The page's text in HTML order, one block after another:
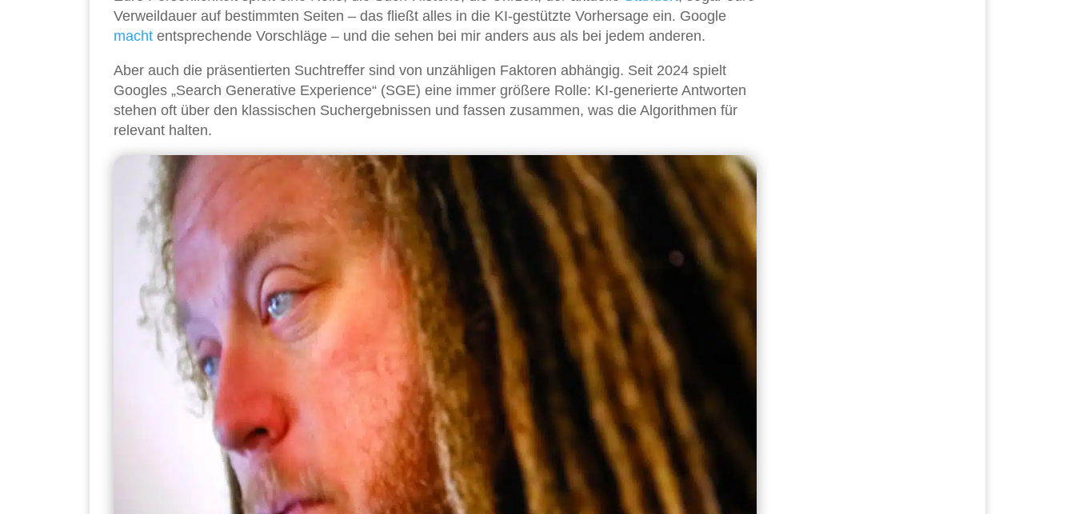
Verweildauer auf bestimmten Seiten – das fließt alles in die KI-gestützte Vorhersage ein. Google
macht entsprechende Vorschläge – und die sehen bei mir anders aus als bei jedem anderen.
Aber auch die präsentierten Suchtreffer sind von unzähligen Faktoren abhängig. Seit 2024 spielt
Googles „Search Generative Experience“ (SGE) eine immer größere Rolle: KI-generierte Antworten
stehen oft über den klassischen Suchergebnissen und fassen zusammen, was die Algorithmen für
relevant halten.